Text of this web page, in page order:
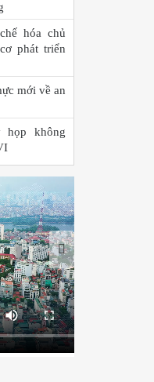
hóa chủ
phát triển
mới về an
họp không